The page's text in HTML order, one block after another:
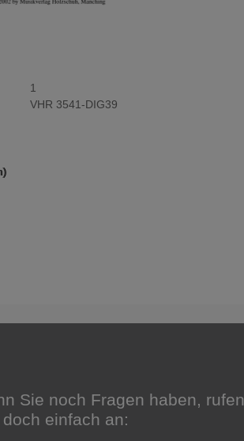
1
VHR 3541-DIG39
Sie noch Fragen haben,
einfach an: